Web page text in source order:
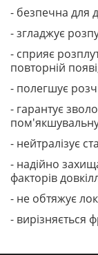
- безпечна для
- згладжує
- сприяє
повторній
- полегшує
- гарантує
пом'якшувальну
- нейтралізує
- надійно
факторів
- не обтяжує
- вирізняється